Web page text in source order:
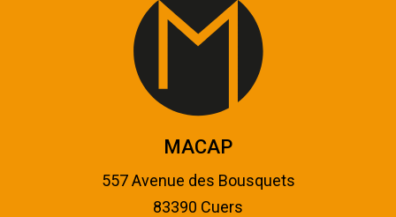
MACAP
557 Avenue des Bousquets
83390 Cuers